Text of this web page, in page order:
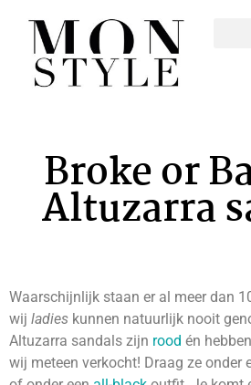
Broke or
Altuzarra
Waarschijnlijk staan er al meer dan
wij ladies kunnen natuurlijk nooit
Altuzarra sandals zijn rood én
wij meteen verkocht! Draag ze onder